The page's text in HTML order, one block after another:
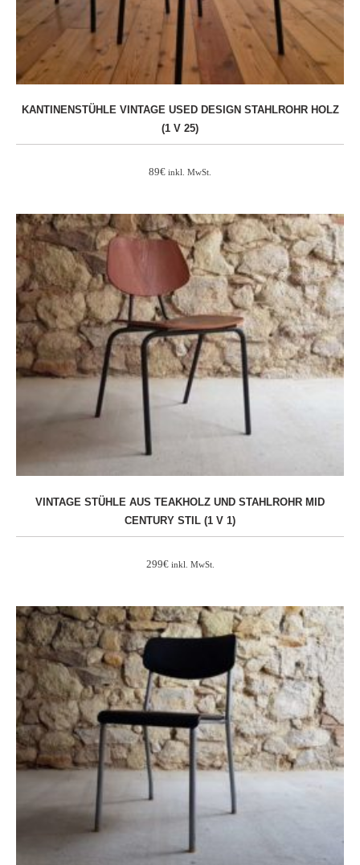
KANTINENSTÜHLE VINTAGE USED DESIGN STAHLROHR HOLZ
(1 V 25)
89€ inkl. MwSt.
VINTAGE STÜHLE AUS TEAKHOLZ UND STAHLROHR MID
CENTURY STIL (1 V 1)
299€ inkl. MwSt.